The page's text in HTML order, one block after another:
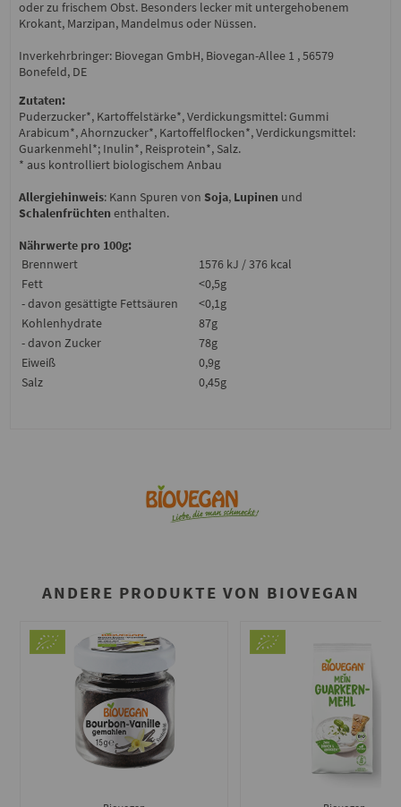
oder zu frischem Obst. Besonders lecker mit untergehobenem
Krokant, Marzipan, Mandelmus oder Nüssen.
Inverkehrbringer: Biovegan GmbH, Biovegan-Allee 1 , 56579
Bonefeld, DE
Zutaten:
Puderzucker*, Kartoffelstärke*, Verdickungsmittel: Gummi
Arabicum*, Ahornzucker*, Kartoffelflocken*, Verdickungsmittel:
Guarkenmehl*; Inulin*, Reisprotein*, Salz.
* aus kontrolliert biologischem Anbau
Allergiehinweis: Kann Spuren von Soja, Lupinen und
Schalenfrüchten enthalten.
Nährwerte pro 100g:
Brennwert
1576 kJ / 376 kcal
Fett
<0,5g
- davon gesättigte Fettsäuren
<0,1g
Kohlenhydrate
87g
- davon Zucker
78g
Eiweiß
0,9g
Salz
0,45g
ANDERE PRODUKTE VON BIOVEGAN